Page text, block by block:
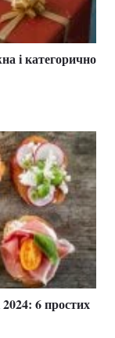
і категорично
6 простих